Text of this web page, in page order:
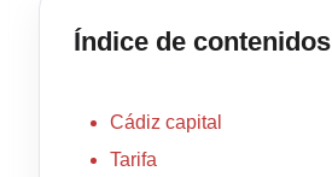
Índice de contenidos
Cádiz capital
Tarifa